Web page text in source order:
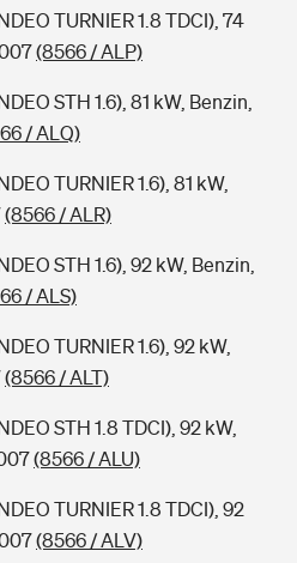
TURNIER 1.8 TDCI), 74
(8566 / ALP)
STH 1.6), 81 kW, Benzin,
/ ALQ)
TURNIER 1.6), 81 kW,
(8566 / ALR)
STH 1.6), 92 kW, Benzin,
/ ALS)
TURNIER 1.6), 92 kW,
(8566 / ALT)
STH 1.8 TDCI), 92 kW,
(8566 / ALU)
TURNIER 1.8 TDCI), 92
(8566 / ALV)